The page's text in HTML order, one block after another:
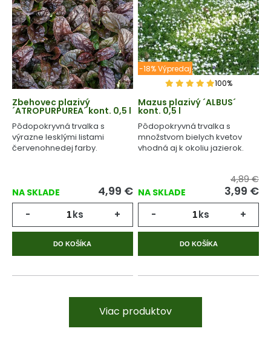
Zbehovec plazivý
´ATROPURPUREA´ kont. 0,5 l
Pôdopokryvná trvalka s
výrazne lesklými listami
červenohnedej farby.
NA SKLADE 4,99 €
- ks +
DO KOŠÍKA
-18% Výpredaj
100%
Mazus plazivý ´ALBUS´
kont. 0,5 l
Pôdopokryvná trvalka s
množstvom bielych kvetov
vhodná aj k okoliu jazierok.
NA SKLADE
4,89 €
3,99 €
- ks +
DO KOŠÍKA
Viac produktov